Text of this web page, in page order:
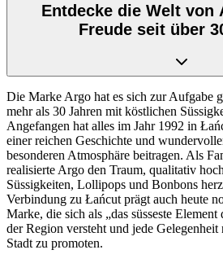
Entdecke die Welt von
Freude seit über
Die Marke Argo hat es sich zur Aufgabe
mehr als 30 Jahren mit köstlichen
Angefangen hat alles im Jahr 1992 in
einer reichen Geschichte und
besonderen Atmosphäre beitragen. Als
realisierte Argo den Traum, qualitativ
Süssigkeiten, Lollipops und Bonbons
Verbindung zu Łańcut prägt auch heute
Marke, die sich als „das süsseste
der Region versteht und jede
Stadt zu promoten.